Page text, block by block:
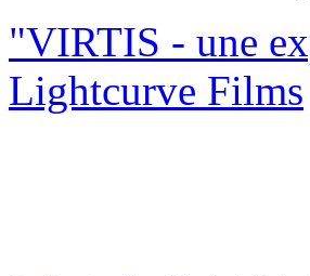
"VIRTIS - une
Lightcurve Films